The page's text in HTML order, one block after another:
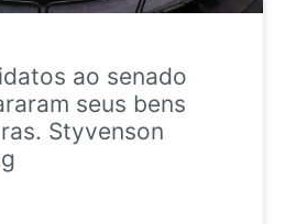
ao senado
seus bens
Styvenson